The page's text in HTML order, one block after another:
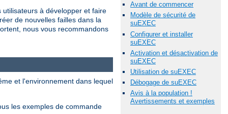
à développer et faire
de nouvelles failles dans la
nous vous recommandons
Avant de commencer
Modèle de sécurité de
suEXEC
Configurer et installer
suEXEC
Activation et désactivation de
suEXEC
Utilisation de suEXEC
Débogage de suEXEC
Avis à la population !
Avertissements et exemples
et l'environnement dans lequel
les exemples de commande